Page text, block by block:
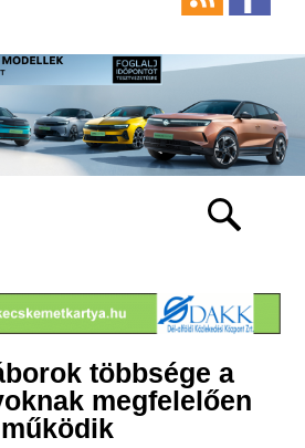
többsége a
megfelelően
működik